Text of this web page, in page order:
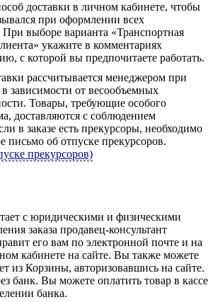
доставки в личном кабинете, чтобы
при оформлении всех
выборе варианта «Транспортная
укажите в комментариях
с которой вы предпочитаете работать.
рассчитывается менеджером при
зависимости от весообъемных
Товары, требующие особого
доставляются с соблюдением
в заказе есть прекурсоры, необходимо
письмо об отпуске прекурсоров.
прекурсоров)
с юридическими и физическими
заказа продавец-консультант
его вам по электронной почте и на
кабинете на сайте. Вы также можете
из Корзины, авторизовавшись на сайте.
банк. Вы можете оплатить товар в кассе
банка.